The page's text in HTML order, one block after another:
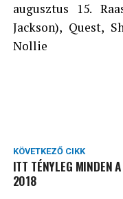
augusztus 15.
Jackson), Quest,
Nollie
KÖVETKEZŐ CIKK
ITT TÉNYLEG MINDEN
2018